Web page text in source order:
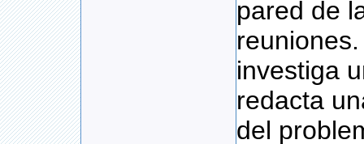
pared de
investiga
redacta
del